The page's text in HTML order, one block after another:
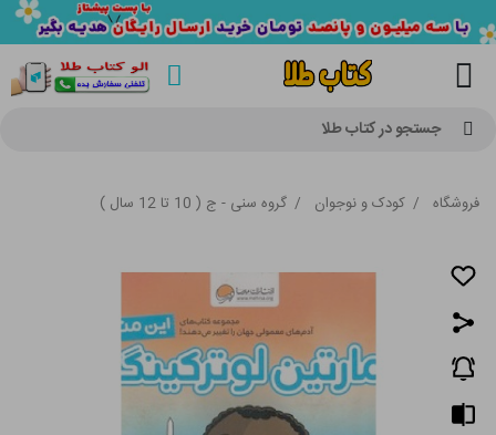
جستجو در کتاب طلا
فروشگاه / کودک و نوجوان / گروه سنی - ج ( 10 تا 12 سال )